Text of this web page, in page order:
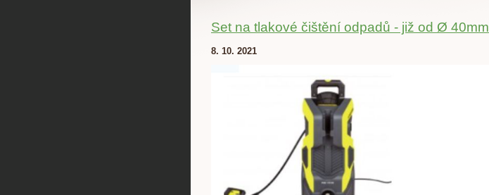
Set na tlakové čištění odpadů - již od Ø 40mm
8. 10. 2021